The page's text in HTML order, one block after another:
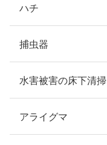
ハチ
捕虫器
水害被害の床下清掃
アライグマ